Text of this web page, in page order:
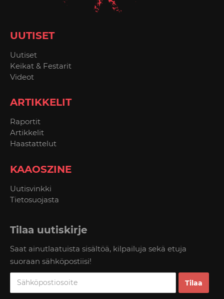
UUTISET
Uutiset
Keikat & Festarit
Videot
ARTIKKELIT
Raportit
Artikkelit
Haastattelut
KAAOSZINE
Uutisvinkki
Tietosuojasta
Tilaa uutiskirje
Saat ainutlaatuista sisältöä, kilpailuja sekä etuja
suoraan sähköpostiisi!